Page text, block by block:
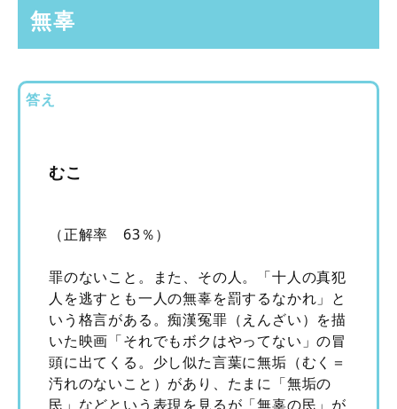
無辜
答え
むこ
（正解率 63％）
罪のないこと。また、その人。「十人の真犯
人を逃すとも一人の無辜を罰するなかれ」と
いう格言がある。痴漢冤罪（えんざい）を描
いた映画「それでもボクはやってない」の冒
頭に出てくる。少し似た言葉に無垢（むく＝
汚れのないこと）があり、たまに「無垢の
民」などという表現を見るが「無辜の民」が